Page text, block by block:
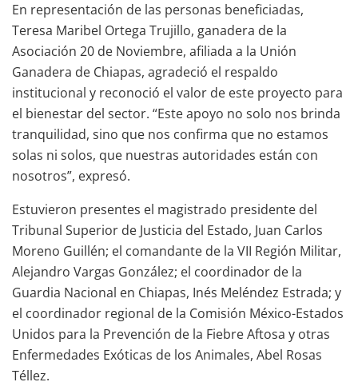
En representación de las personas beneficiadas,
Teresa Maribel Ortega Trujillo, ganadera de la
Asociación 20 de Noviembre, afiliada a la Unión
Ganadera de Chiapas, agradeció el respaldo
institucional y reconoció el valor de este proyecto para
el bienestar del sector. “Este apoyo no solo nos brinda
tranquilidad, sino que nos confirma que no estamos
solas ni solos, que nuestras autoridades están con
nosotros”, expresó.
Estuvieron presentes el magistrado presidente del
Tribunal Superior de Justicia del Estado, Juan Carlos
Moreno Guillén; el comandante de la VII Región Militar,
Alejandro Vargas González; el coordinador de la
Guardia Nacional en Chiapas, Inés Meléndez Estrada; y
el coordinador regional de la Comisión México-Estados
Unidos para la Prevención de la Fiebre Aftosa y otras
Enfermedades Exóticas de los Animales, Abel Rosas
Téllez.